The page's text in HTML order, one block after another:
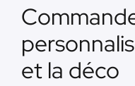
et la déco